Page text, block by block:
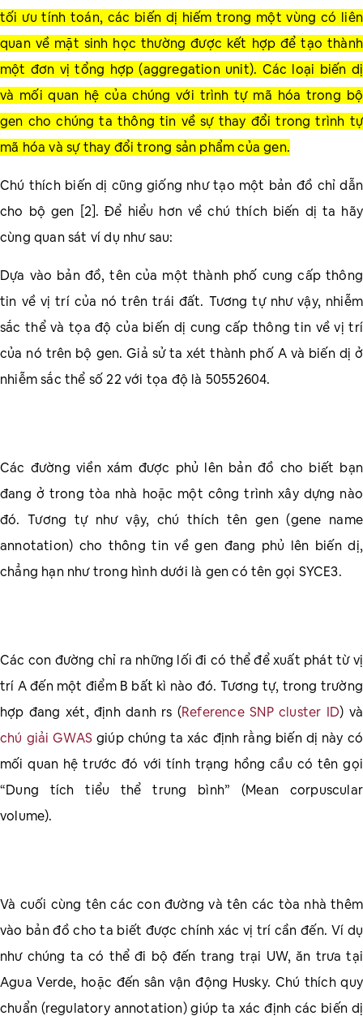
tối ưu tính toán, các biến dị hiếm trong một vùng có liên
quan về mặt sinh học thường được kết hợp để tạo thành
một đơn vị tổng hợp (aggregation unit). Các loại biến dị
và mối quan hệ của chúng với trình tự mã hóa trong bộ
gen cho chúng ta thông tin về sự thay đổi trong trình tự
mã hóa và sự thay đổi trong sản phẩm của gen.
Chú thích biến dị cũng giống như tạo một bản đồ chỉ dẫn
cho bộ gen [2]. Để hiểu hơn về chú thích biến dị ta hãy
cùng quan sát ví dụ như sau:
Dựa vào bản đồ, tên của một thành phố cung cấp thông
tin về vị trí của nó trên trái đất. Tương tự như vậy, nhiễm
sắc thể và tọa độ của biến dị cung cấp thông tin về vị trí
của nó trên bộ gen. Giả sử ta xét thành phố A và biến dị ở
nhiễm sắc thể số 22 với tọa độ là 50552604.
Các đường viền xám được phủ lên bản đồ cho biết bạn
đang ở trong tòa nhà hoặc một công trình xây dựng nào
đó. Tương tự như vậy, chú thích tên gen (gene name
annotation) cho thông tin về gen đang phủ lên biến dị,
chẳng hạn như trong hình dưới là gen có tên gọi SYCE3.
Các con đường chỉ ra những lối đi có thể để xuất phát từ vị
trí A đến một điểm B bất kì nào đó. Tương tự, trong trường
hợp đang xét, định danh rs (Reference SNP cluster ID) và
chú giải GWAS giúp chúng ta xác định rằng biến dị này có
mối quan hệ trước đó với tính trạng hồng cầu có tên gọi
“Dung tích tiểu thể trung bình” (Mean corpuscular
volume).
Và cuối cùng tên các con đường và tên các tòa nhà thêm
vào bản đồ cho ta biết được chính xác vị trí cần đến. Ví dụ
như chúng ta có thể đi bộ đến trang trại UW, ăn trưa tại
Agua Verde, hoặc đến sân vận động Husky. Chú thích quy
chuẩn (regulatory annotation) giúp ta xác định các biến dị